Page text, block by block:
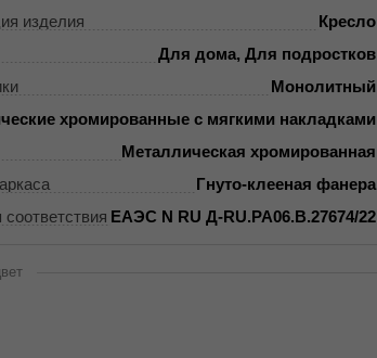
изделия
Кресло
Для дома, Для подростков
Монолитный
подлокотникихромированные с мягкими накладками
Металлическая хромированная
Гнуто-клееная фанера
ЕАЭС N RU Д-RU.РА06.В.27674/22